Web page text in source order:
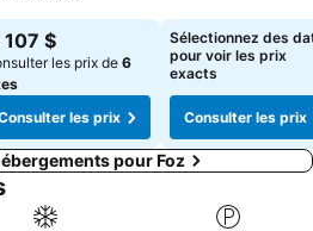
107 $
les prix de 6
les prix
Sélectionnez des
pour voir les prix
exacts
Consulter les prix
pour Foz